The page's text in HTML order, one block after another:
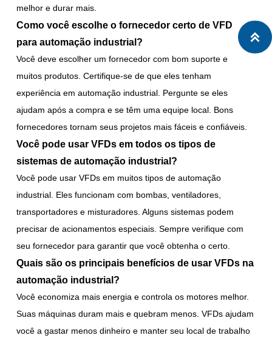
melhor e durar mais.
Como você escolhe o fornecedor certo de VFD
para automação industrial?
Você deve escolher um fornecedor com bom suporte e
muitos produtos. Certifique-se de que eles tenham
experiência em automação industrial. Pergunte se eles
ajudam após a compra e se têm uma equipe local. Bons
fornecedores tornam seus projetos mais fáceis e confiáveis.
Você pode usar VFDs em todos os tipos de
sistemas de automação industrial?
Você pode usar VFDs em muitos tipos de automação
industrial. Eles funcionam com bombas, ventiladores,
transportadores e misturadores. Alguns sistemas podem
precisar de acionamentos especiais. Sempre verifique com
seu fornecedor para garantir que você obtenha o certo.
Quais são os principais benefícios de usar VFDs na
automação industrial?
Você economiza mais energia e controla os motores melhor.
Suas máquinas duram mais e quebram menos. VFDs ajudam
você a gastar menos dinheiro e manter seu local de trabalho
